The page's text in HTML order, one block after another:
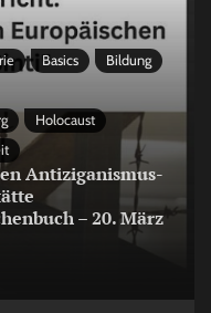
Basics
Bildung
Holocaust
Antiziganismus-
– 20. März